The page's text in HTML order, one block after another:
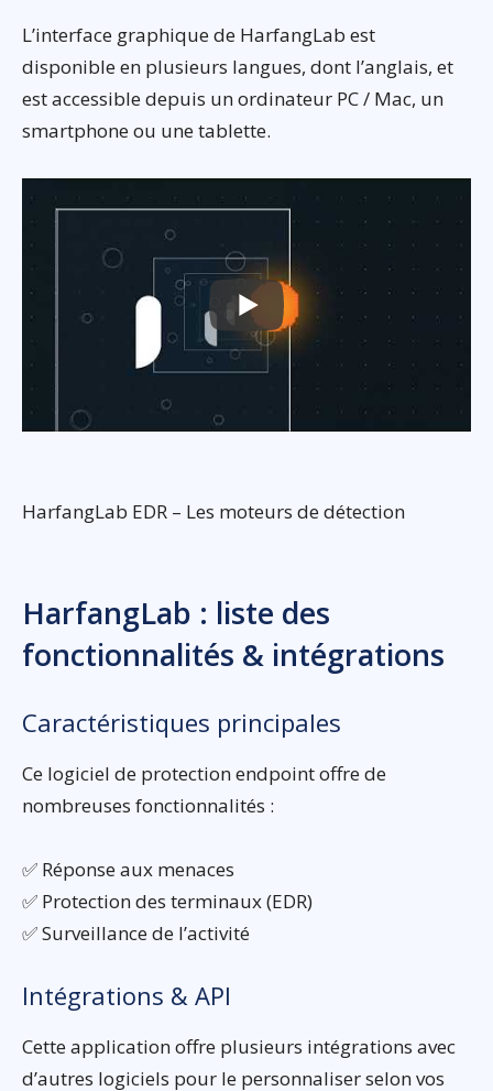
L’interface graphique de HarfangLab est
disponible en plusieurs langues, dont l’anglais, et
est accessible depuis un ordinateur PC / Mac, un
smartphone ou une tablette.
HarfangLab EDR – Les moteurs de détection
HarfangLab : liste des
fonctionnalités & intégrations
Caractéristiques principales
Ce logiciel de protection endpoint offre de
nombreuses fonctionnalités :
✅ Réponse aux menaces
✅ Protection des terminaux (EDR)
✅ Surveillance de l’activité
Intégrations & API
Cette application offre plusieurs intégrations avec
d’autres logiciels pour le personnaliser selon vos